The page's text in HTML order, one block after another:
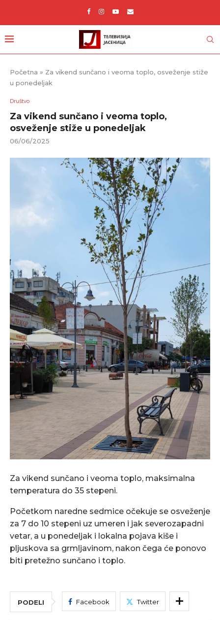
Početna » Za vikend sunčano i veoma toplo, osveženje stiže
u ponedeljak
Društvo
Za vikend sunčano i veoma toplo,
osveženje stiže u ponedeljak
06/06/2025
Za vikend sunčano i veoma toplo, maksimalna
temperatura do 35 stepeni.
Početkom naredne sedmice očekuje se osveženje
za 7 do 10 stepeni uz umeren i jak severozapadni
vetar, a u ponedeljak i lokalna pojava kiše i
pljuskova sa grmljavinom, nakon čega će ponovo
biti pretežno sunčano i toplo.
PODELI Facebook Twitter